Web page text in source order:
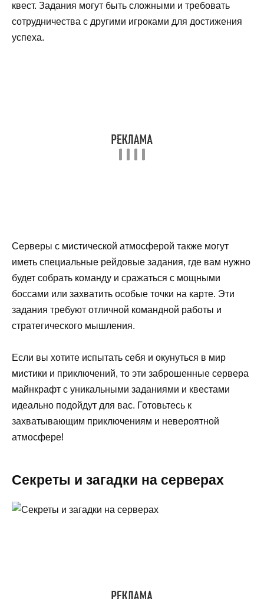
квест. Задания могут быть сложными и требовать
сотрудничества с другими игроками для достижения
успеха.
Серверы с мистической атмосферой также могут
иметь специальные рейдовые задания, где вам нужно
будет собрать команду и сражаться с мощными
боссами или захватить особые точки на карте. Эти
задания требуют отличной командной работы и
стратегического мышления.
Если вы хотите испытать себя и окунуться в мир
мистики и приключений, то эти заброшенные сервера
майнкрафт с уникальными заданиями и квестами
идеально подойдут для вас. Готовьтесь к
захватывающим приключениям и невероятной
атмосфере!
Секреты и загадки на серверах